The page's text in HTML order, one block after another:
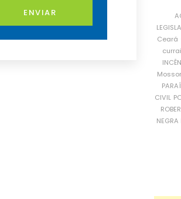
ENVIAR
Ceará
CIVIL
NEGRA